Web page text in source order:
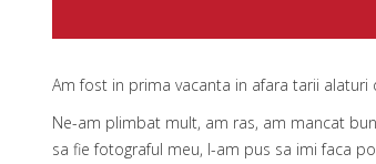
Am fost in prima vacanta in afara tarii
Ne-am plimbat mult, am ras, am mancat
sa fie fotograful meu, l-am pus sa imi faca